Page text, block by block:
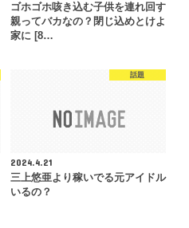
ゴホゴホ咳き込む子供を連れ回す
親ってバカなの？閉じ込めとけよ
家に [8…
話題
2024.4.21
三上悠亜より稼いでる元アイドル
いるの？